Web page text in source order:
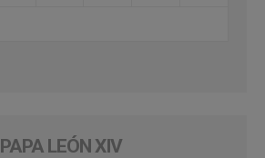
PAPA LEÓN XIV